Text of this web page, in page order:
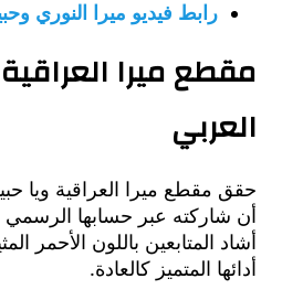
رابط فيديو ميرا النوري وحبيبها
ميرا العراقية ويا
ميرا العراقية ويا حبيبها
باللون الأحمر المثير
المتميز كالعادة.